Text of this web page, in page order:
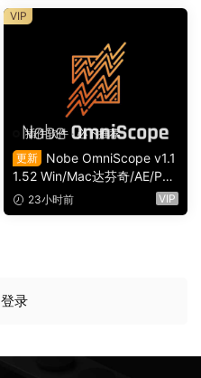
插件软件 ·必下推荐
更新
Nobe OmniScope v1.1
1.52 Win/Mac达芬奇/AE/PR/
OFX视频调色万能示波器插件
（9753）
23小时前 VIP
VIP
登录